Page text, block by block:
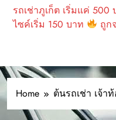
รถเช่าภูเก็ต เริ่มแค่
ไซค์เริ่ม 150 บาท
ถูก
Home ต้นรถเช่า เจ้า